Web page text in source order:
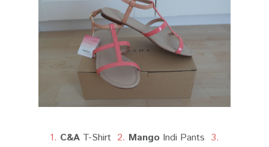
1. C&A T-Shirt 2. Mango Indi Pants 3.